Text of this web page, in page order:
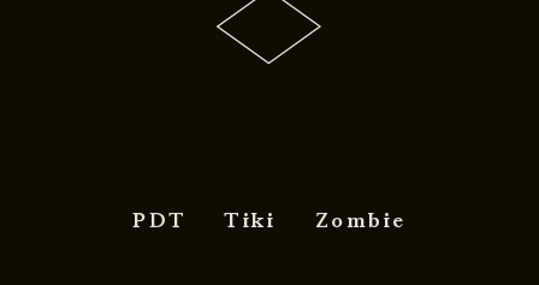
PDT Tiki Zombie